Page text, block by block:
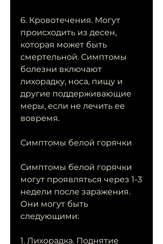
6. Кровотечения. Могут
происходить из десен,
которая может быть
смертельной. Симптомы
болезни включают
лихорадку, носа, пищу и
другие поддерживающие
меры, если не лечить ее
вовремя.
Симптомы белой горячки
Симптомы белой горячки
могут проявляться через 1-3
недели после заражения.
Они могут быть
следующими:
1. Лихорадка. Поднятие